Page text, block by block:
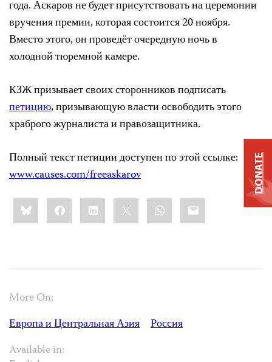
года. Аскаров не будет присутствовать на церемонии
вручения премии, которая состоится 20 ноября.
Вместо этого, он проведёт очередную ночь в
холодной тюремной камере.
КЗЖ призывает своих сторонников подписать
петицию, призывающую власти освободить этого
храброго журналиста и правозащитника.
Полный текст петиции доступен по этой ссылке:
www.causes.com/freeaskarov
Share
this:BlueskyFacebookLinkedIn WhatsApp
Email
More On:
Европа и Центральная Азия
Россия
Available in:
DONATE